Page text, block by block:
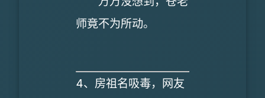
师竟不为所动。
4、房祖名吸毒，网友